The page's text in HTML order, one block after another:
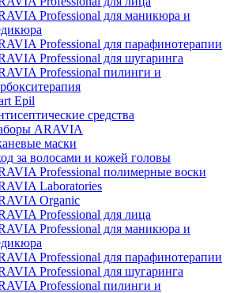
Professional для маникюра и
Professional для парафинотерапии
Professional для шугаринга
Professional пилинги и
Epil
средства
ARAVIA
маски
за волосами и кожей головы
Professional полимерные воски
Laboratories
Organic
Professional для лица
Professional для маникюра и
Professional для парафинотерапии
Professional для шугаринга
Professional пилинги и